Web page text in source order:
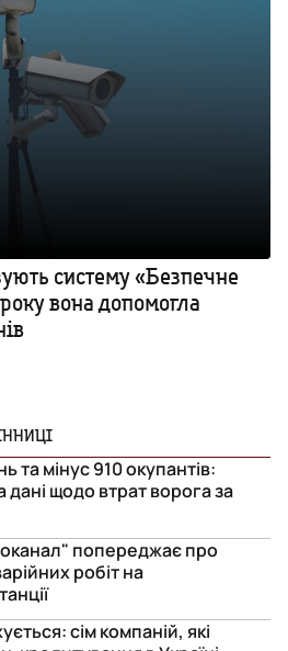
систему «Безпечне
вона допомогла
та мінус 910 окупантів:
щодо втрат ворога за
попереджає про
робіт на
сім компаній, які